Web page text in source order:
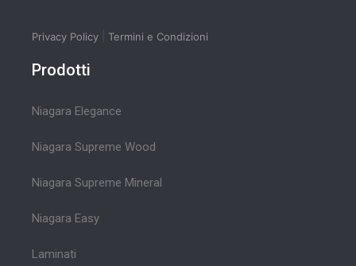
Privacy Policy Termini e Condizioni
Prodotti
Niagara Elegance
Niagara Supreme Wood
Niagara Supreme Mineral
Niagara Easy
Laminati